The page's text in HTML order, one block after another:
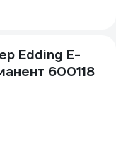
Edding E-
600118